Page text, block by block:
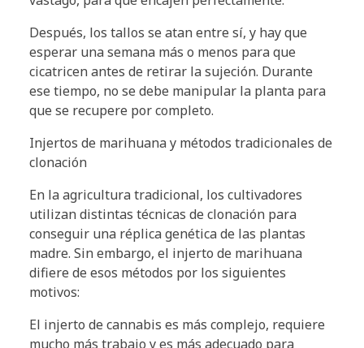
Después, los tallos se atan entre sí, y hay que
esperar una semana más o menos para que
cicatricen antes de retirar la sujeción. Durante
ese tiempo, no se debe manipular la planta para
que se recupere por completo.
Injertos de marihuana y métodos tradicionales de
clonación
En la agricultura tradicional, los cultivadores
utilizan distintas técnicas de clonación para
conseguir una réplica genética de las plantas
madre. Sin embargo, el injerto de marihuana
difiere de esos métodos por los siguientes
motivos:
El injerto de cannabis es más complejo, requiere
mucho más trabajo y es más adecuado para